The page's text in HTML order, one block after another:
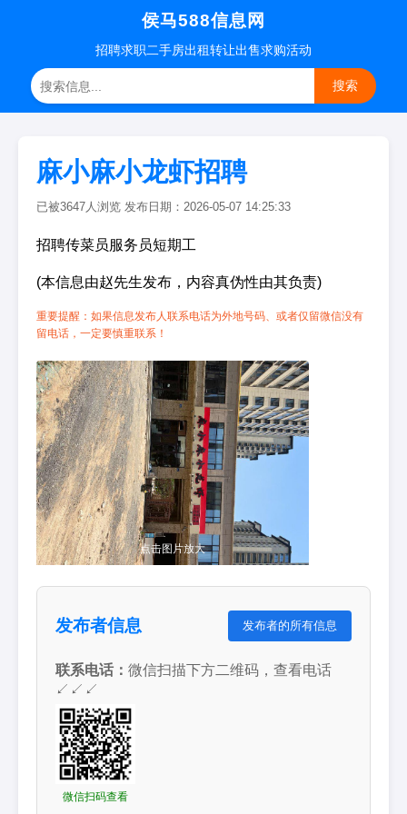
侯马588信息网
招聘求职二手房出租转让出售求购活动
搜索
麻小麻小龙虾招聘
已被3647人浏览 发布日期：2026-05-07 14:25:33
招聘传菜员服务员短期工
(本信息由赵先生发布，内容真伪性由其负责)
重要提醒：如果信息发布人联系电话为外地号码、或者仅留微信没有
留电话，一定要慎重联系！
点击图片放大
发布者信息 发布者的所有信息
联系电话： 微信扫描下方二维码，查看电话
↙↙↙
微信扫码查看